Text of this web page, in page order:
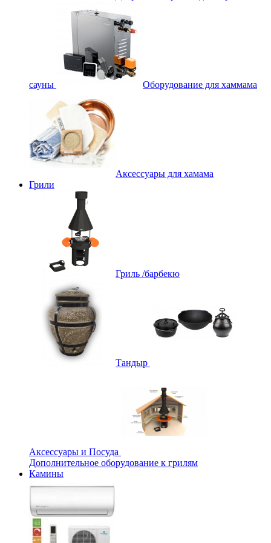
сауны Оборудование для хаммама
Аксессуары для хамама
Грили
Гриль /барбекю
Тандыр
Аксессуары и Посуда
Дополнительное оборудование к грилям
Камины